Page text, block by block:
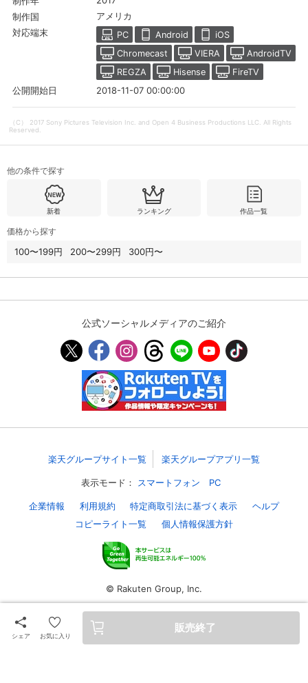
会員情報変更
決済方法の変更が可能です。
購入明細 ４ヵ月分の購入明細の確認が可能です。
購入履歴
レンタル、購入、定額見放題の購入履歴の
確認が可能です。こちらから視聴いただく
と便利です。
お気に入り
す。お気に入りに追加した作品の削除も可
閲覧履歴
サイト内の閲覧履歴を確認できます。履歴
視聴年齢制限
サイト内で表示される作品の表示制限が可
能です。5段階の年齢区分から選択できま
す。
視聴デバイス一覧
スマホなどでRakuten TVを視聴する際のデ
バイス連携の設定ができます。
求められるのでお子さまがいても安心で
す。
メルマガ
レスの変更が可能です。
可能です。
ログアウト
制作国 アメリカ
対応端末 PC Android
iOS
Chromecast
VIERA
AndroidTV
REGZA
Hisense
FireTV
公開開始日
2018-11-07 00:00:00
（C） 2017 Sony Pictures Television Inc. and Open 4 Business Productions LLC. All Rights
Reserved.
シェア お気に入り
販売終了
他の条件で探す
新着 ランキング 作品一覧
価格から探す
100〜199円 200〜299円 300円〜
公式ソーシャルメディアのご紹介
楽天グループサイト一覧 楽天グループアプリ一覧
表示モード： スマートフォン PC
企業情報 利用規約 特定商取引法に基づく表示
ヘルプ
コピーライト一覧
個人情報保護方針
© Rakuten Group, Inc.